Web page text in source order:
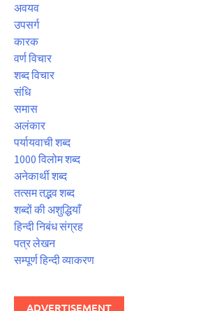
अवयव
उपसर्ग
कारक
वर्ण विचार
शब्द विचार
संधि
समास
अलंकार
पर्यायवाची शब्द
1000 विलोम शब्द
अनेकार्थी शब्द
तत्सम तद्भव शब्द
शब्दों की अशुद्धियाँ
हिन्दी निबंध संग्रह
पत्र लेखन
सम्पूर्ण हिन्दी व्याकरण
ADVERTISEMENT